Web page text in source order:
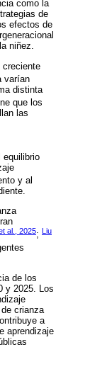
como la
de
efectos de
niñez.
creciente
varían
distinta
que los
las
equilibrio
y al
al., 2025; Liu
de los
y 2025. Los
crianza
a
aprendizaje